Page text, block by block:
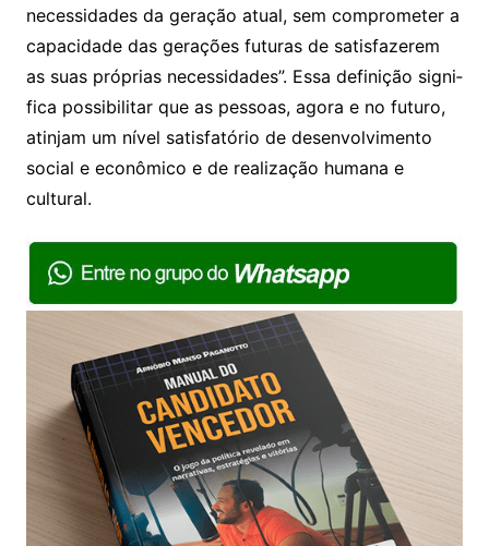
necessidades da geração atual, sem comprometer a
capacidade das gerações futuras de satisfazerem
as suas próprias necessidades”. Essa definição signi­
fica possibilitar que as pessoas, agora e no futuro,
atinjam um nível satisfatório de desenvolvimento
social e econômico e de realização humana e
cultural.